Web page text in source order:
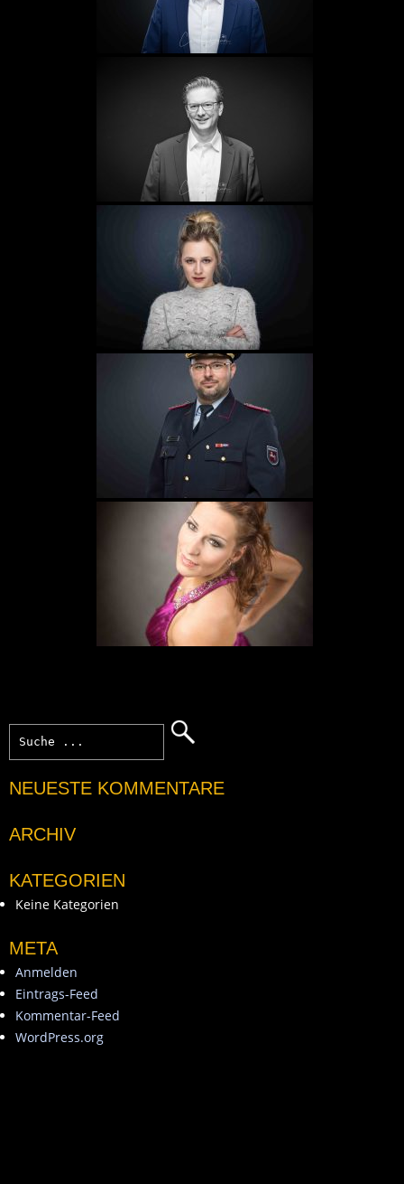
NEUESTE KOMMENTARE
ARCHIV
KATEGORIEN
Keine Kategorien
META
Anmelden
Eintrags-Feed
Kommentar-Feed
WordPress.org